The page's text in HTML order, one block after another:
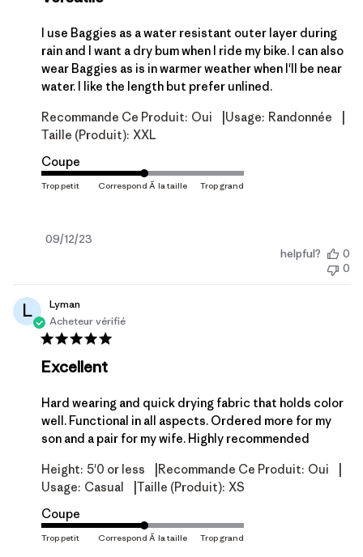
I use Baggies as a water resistant outer layer during
rain and I want a dry bum when I ride my bike. I can also
wear Baggies as is in warmer weather when I'll be near
water. I like the length but prefer unlined.
Recommande Ce Produit: Oui Usage: Randonnée
Taille (produit): XXL
Coupe
Date
09/12/23
helpful?
0
0
L
Lyman
Acheteur vérifié
Excellent
Hard wearing and quick drying fabric that holds color
well. Functional in all aspects. Ordered more for my
son and a pair for my wife. Highly recommended
Height: 5'0 or less Recommande Ce Produit: Oui
Usage: Casual Taille (produit): XS
Coupe